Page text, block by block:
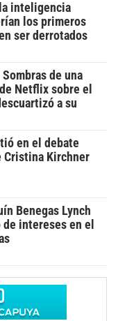
inteligencia
los primeros
ser derrotados
de una
Netflix sobre el
a su
en el debate
Kirchner
Benegas Lynch
intereses en el